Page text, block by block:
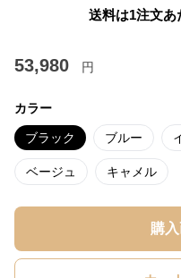
送料は1注文あ
53,980 円
カラー
ブラック ブルー
ベージュ キャメル
購